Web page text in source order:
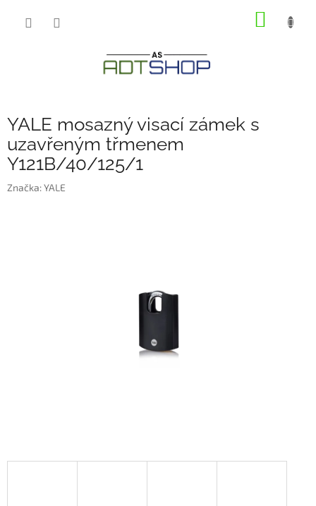
YALE mosazný visací zámek s
uzavřeným třmenem
Y121B/40/125/1
Značka:YALE